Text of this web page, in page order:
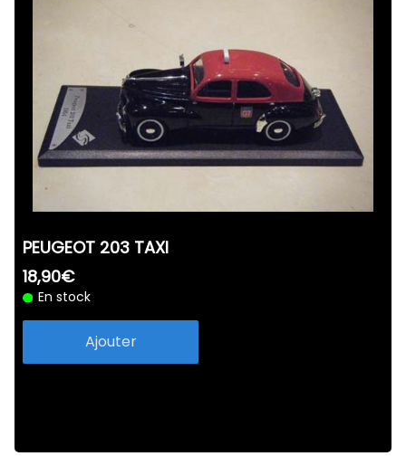
PEUGEOT 203 TAXI
18,90€
En stock
Ajouter